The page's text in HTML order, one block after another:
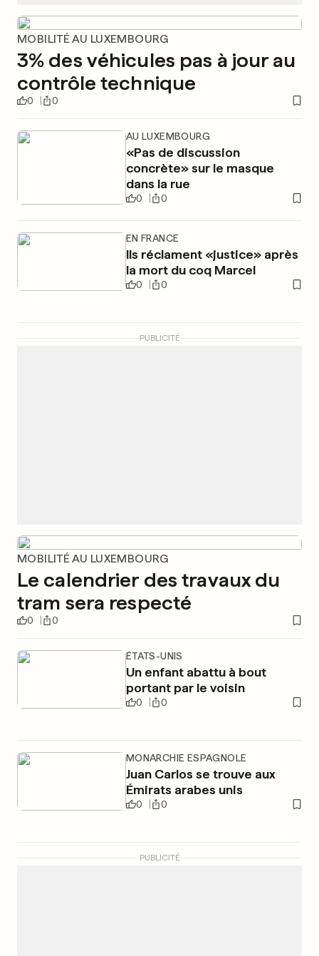
MOBILITÉ AU LUXEMBOURG
3% des véhicules pas à jour au
contrôle technique
0 0
AU LUXEMBOURG
«Pas de discussion
concrète» sur le masque
dans la rue
0 0
EN FRANCE
Ils réclament «justice» après
la mort du coq Marcel
0 0
PUBLICITÉ
MOBILITÉ AU LUXEMBOURG
Le calendrier des travaux du
tram sera respecté
0 0
ÉTATS-UNIS
Un enfant abattu à bout
portant par le voisin
0 0
MONARCHIE ESPAGNOLE
Juan Carlos se trouve aux
Émirats arabes unis
0 0
PUBLICITÉ